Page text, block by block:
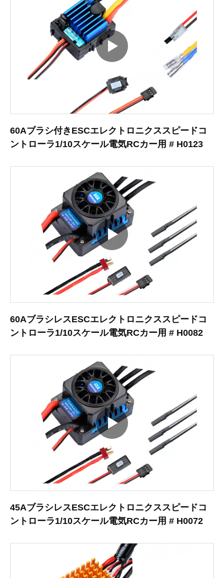
60Aブラシ付きESCエレクトロニクススピードコ
ントローラ1/10スケール電気RCカー用 # H0123
60AブラシレスESCエレクトロニクススピードコ
ントローラ1/10スケール電気RCカー用 # H0082
45AブラシレスESCエレクトロニクススピードコ
ントローラ1/10スケール電気RCカー用 # H0072